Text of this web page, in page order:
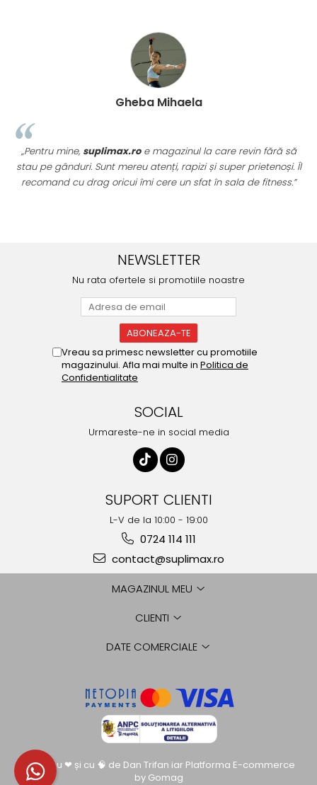
Gheba Mihaela
„Pentru mine, suplimax.roe magazinul la care revin fără să
stau pe gânduri. Sunt mereu atenți, rapizi și super prietenoși. Îl
recomand cu drag oricui îmi cere un sfat în sala de fitness.”
NEWSLETTER
Nu rata ofertele si promotiile noastre
Vreau sa primesc newsletter cu promotiile
magazinului. Afla mai multe in Politica de
Confidentialitate
SOCIAL
Urmareste-ne in social media
SUPORT CLIENTI
L-V de la 10:00 - 19:00
0724 114 111
contact@suplimax.ro
MAGAZINUL MEU
CLIENTI
DATE COMERCIALE
Creat cu ❤ și cu 🧠 de Dan Trifan iar Platforma E-commerce
by Gomag